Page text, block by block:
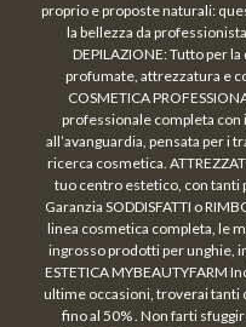
proprio e proposte naturali:
la bellezza da
DEPILAZIONE: Tutto per
profumate, attrezzatura e
COSMETICA
professionale completa con
all’avanguardia, pensata per
ricerca cosmetica.
tuo centro estetico, con tanti
Garanzia SODDISFATTI o
linea cosmetica completa, le
ingrosso prodotti per unghie,
ESTETICA MYBEAUTYFARM
ultime occasioni, troverai
fino al 50% . Non farti